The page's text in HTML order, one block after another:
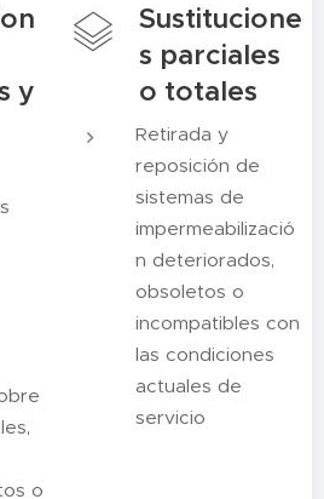
y
o
Sustitucione
s parciales
o totales
Retirada y
reposición de
sistemas de
impermeabilizació
n deteriorados,
obsoletos o
incompatibles con
las condiciones
actuales de
servicio